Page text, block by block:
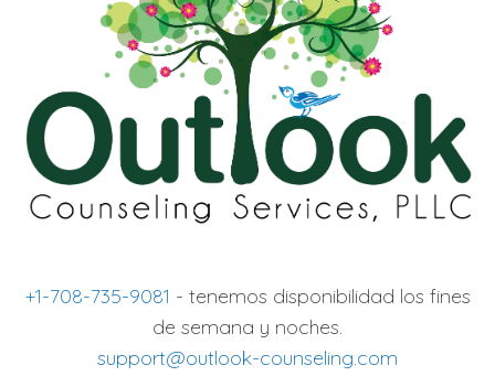
+1-708-735-9081 - tenemos disponibilidad los fines
de semana y noches.
support@outlook-counseling.com